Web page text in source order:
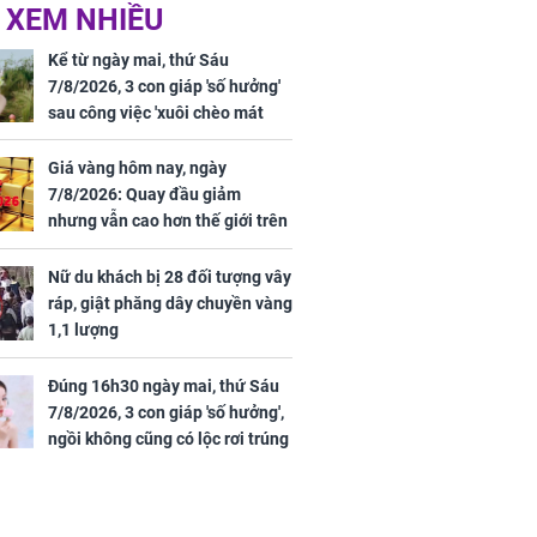
vợ giấu
có chồng,
nhưng
nghe mẹ
câu này
Ngư dân mất tích đã
được tìm thấy còn
sống sau 26 ngày lênh
đênh trên biển Thái
Bình Dương
thay tim,
minh sức
NHIỀU
Kể từ ngày mai, thứ Sáu
7/8/2026, 3 con giáp 'số hưởng'
sau công việc 'xuôi chèo mát
mái', tiền tài 'thu về như nước',
tình duyên viên mãn
Giá vàng hôm nay, ngày
7/8/2026: Quay đầu giảm
nhưng vẫn cao hơn thế giới trên
7 triệu đồng
Nữ du khách bị 28 đối tượng vây
ráp, giật phăng dây chuyền vàng
1,1 lượng
Đúng 16h30 ngày mai, thứ Sáu
7/8/2026, 3 con giáp 'số hưởng',
ngồi không cũng có lộc rơi trúng